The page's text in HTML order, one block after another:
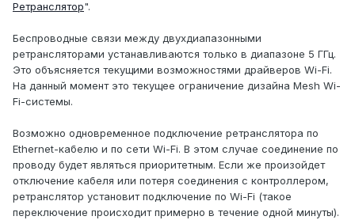
Ретранслятор".
Беспроводные связи между двухдиапазонными
ретрансляторами устанавливаются только в диапазоне 5 ГГц.
Это объясняется текущими возможностями драйверов Wi-Fi.
На данный момент это текущее ограничение дизайна Mesh Wi-
Fi-системы.
Возможно одновременное подключение ретранслятора по
Ethernet-кабелю и по сети Wi-Fi. В этом случае соединение по
проводу будет являться приоритетным. Если же произойдет
отключение кабеля или потеря соединения с контроллером,
ретранслятор установит подключение по Wi-Fi (такое
переключение происходит примерно в течение одной минуты).